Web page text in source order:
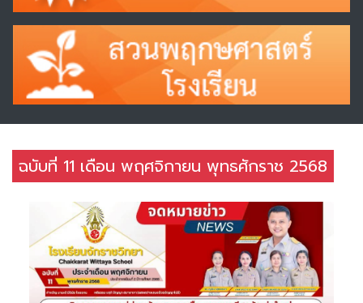
ฉบับที่ 11 เดือน พฤศจิกายน พุทธศักราช 2568